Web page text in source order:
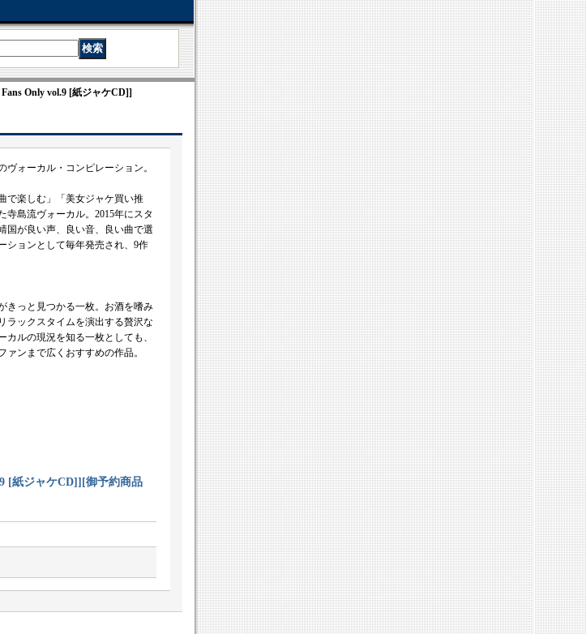
Only vol.9 [紙ジャケCD]]
ォーカル・コンピレーション。
で楽しむ」「美女ジャケ買い推
寺島流ヴォーカル。2015年にスタ
国が良い声、良い音、良い曲で選
ションとして毎年発売され、9作
きっと見つかる一枚。お酒を嗜み
ラックスタイムを演出する贅沢な
ルの現況を知る一枚としても、
ァンまで広くおすすめの作品。
[紙ジャケCD]] [御予約商品